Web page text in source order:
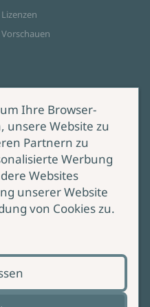
Lizenzen
Vorschauen
Produktsicherheit
Bei Fragen zur Produktsicherheit
wenden Sie sich bitte an
Ihre Browser-
unsere Website zu
Partnern zu
Werbung
Websites
unserer Website
von Cookies zu.